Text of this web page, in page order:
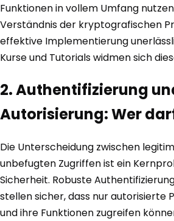
Funktionen in vollem Umfang
Verständnis der kryptografischen
effektive Implementierung
Kurse und Tutorials widmen sich
2. Authentifizierung
Autorisierung: Wer
Die Unterscheidung zwischen
unbefugten Zugriffen ist ein
Sicherheit. Robuste
stellen sicher, dass nur autorisierte
und ihre Funktionen zugreifen